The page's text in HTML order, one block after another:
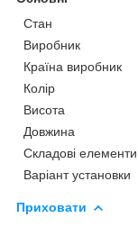
Стан
Виробник
Країна виробник
Колір
Висота
Довжина
Складові елементи
Варіант установки
Приховати